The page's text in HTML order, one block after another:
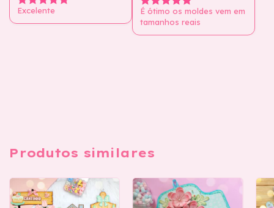
Excelente
É ótimo os moldes vem em
tamanhos reais
Produtos similares